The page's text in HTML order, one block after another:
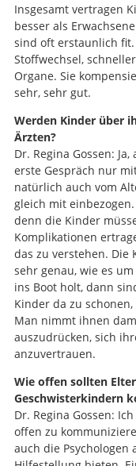
Insgesamt vertragen
besser als
sind oft erstaunlich
Stoffwechsel,
Organe. Sie
sehr, sehr gut.
Werden Kinder über
Ärzten?
Dr. Regina Gossen:
erste Gespräch nur
natürlich auch vom
gleich mit
denn die Kinder
Komplikationen
das zu verstehen. Die
sehr genau, wie es
ins Boot holt, dann
Kinder da zu
Man nimmt ihnen
auszudrücken, sich
anzuvertrauen.
Wie offen sollten
Geschwisterkindern
Dr. Regina Gossen:
offen zu
auch die